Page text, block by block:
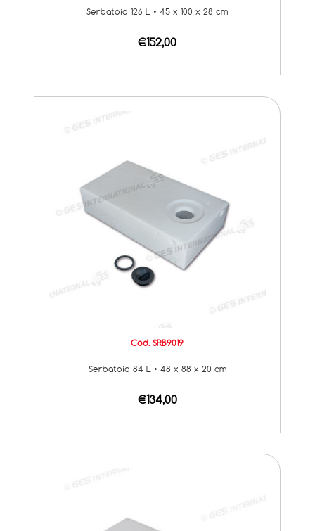
Serbatoio 126 L • 45 x 100 x 28 cm
€152,00
Cod. SRB9019
Serbatoio 84 L • 48 x 88 x 20 cm
€134,00